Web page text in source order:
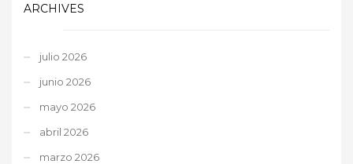
ARCHIVES
julio 2026
junio 2026
mayo 2026
abril 2026
marzo 2026